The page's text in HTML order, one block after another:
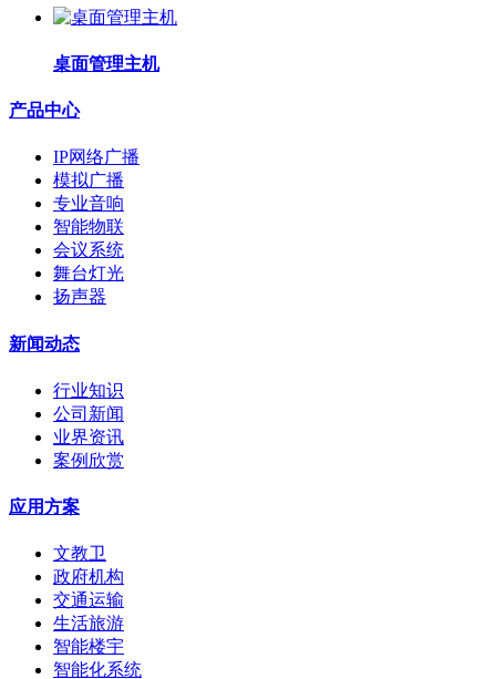
桌面管理主机
产品中心
IP网络广播
模拟广播
专业音响
智能物联
会议系统
舞台灯光
扬声器
新闻动态
行业知识
公司新闻
业界资讯
案例欣赏
应用方案
文教卫
政府机构
交通运输
生活旅游
智能楼宇
智能化系统